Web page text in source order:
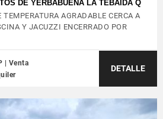
DE YERBABUENA LA TEBAIDA Q
AGRADABLE CERCA A
Y JACUZZI ENCERRADO POR
| Venta
DETALLE